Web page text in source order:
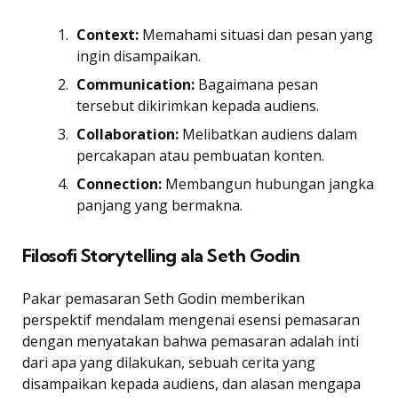
Context: Memahami situasi dan pesan yang
ingin disampaikan.
Communication: Bagaimana pesan
tersebut dikirimkan kepada audiens.
Collaboration: Melibatkan audiens dalam
percakapan atau pembuatan konten.
Connection: Membangun hubungan jangka
panjang yang bermakna.
Filosofi Storytelling ala Seth Godin
Pakar pemasaran Seth Godin memberikan
perspektif mendalam mengenai esensi pemasaran
dengan menyatakan bahwa pemasaran adalah inti
dari apa yang dilakukan, sebuah cerita yang
disampaikan kepada audiens, dan alasan mengapa